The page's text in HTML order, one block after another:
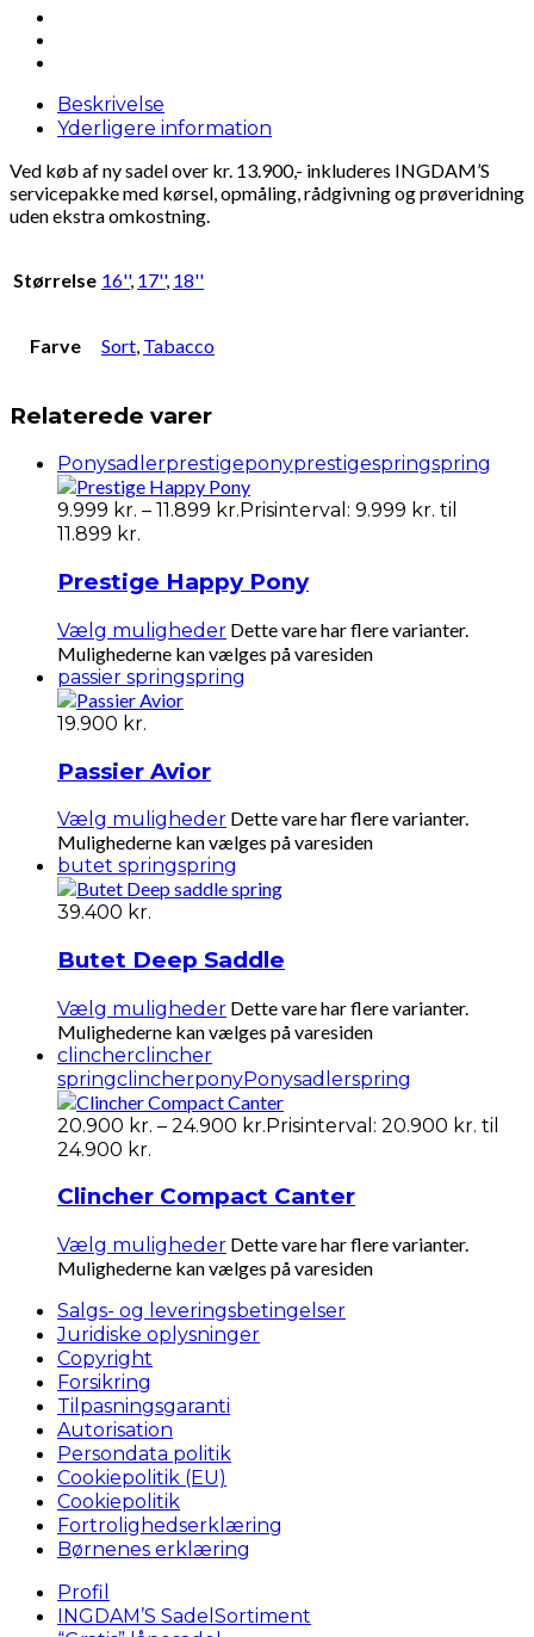
Beskrivelse
Yderligere information
Ved køb af ny sadel over kr. 13.900,- inkluderes INGDAM’S
servicepakke med kørsel, opmåling, rådgivning og prøveridning
uden ekstra omkostning.
Størrelse 16'', 17'', 18''
Farve Sort, Tabacco
Relaterede varer
Ponysadlerprestigeponyprestigespringspring
9.999 kr. – 11.899 kr. Prisinterval: 9.999 kr. til
11.899 kr.
Prestige Happy Pony
Vælg muligheder Dette vare har flere varianter.
Mulighederne kan vælges på varesiden
passier springspring
19.900 kr.
Passier Avior
Vælg muligheder Dette vare har flere varianter.
Mulighederne kan vælges på varesiden
butet springspring
39.400 kr.
Butet Deep Saddle
Vælg muligheder Dette vare har flere varianter.
Mulighederne kan vælges på varesiden
clincherclincher
springclincherponyPonysadlerspring
20.900 kr. – 24.900 kr.Prisinterval: 20.900 kr. til
24.900 kr.
Clincher Compact Canter
Vælg muligheder Dette vare har flere varianter.
Mulighederne kan vælges på varesiden
Salgs- og leveringsbetingelser
Juridiske oplysninger
Copyright
Forsikring
Tilpasningsgaranti
Autorisation
Persondata politik
Cookiepolitik (EU)
Cookiepolitik
Fortrolighedserklæring
Børnenes erklæring
Profil
INGDAM’S SadelSortiment